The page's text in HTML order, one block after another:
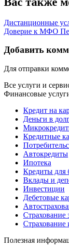
Дистанционные
Доверие к МФО
Добавить
Для отправки
Все услуги и
Финансовые
Кредит на
Деньги в
Кредитные
Автокредиты
Ипотека
Кредиты для
Вклады и
Инвестиции
Дебетовые
Страхование
Страхование
Полезная